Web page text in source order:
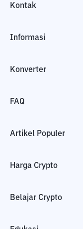
Kontak
Informasi
Konverter
FAQ
Artikel Populer
Harga Crypto
Belajar Crypto